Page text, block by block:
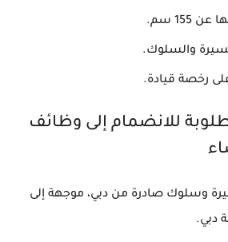
155 سم.
والسلوك.
رخصة قيادة.
للانضمام إلى وظائف
وسلوك صادرة من دبي، موجهة إلى
دبي.